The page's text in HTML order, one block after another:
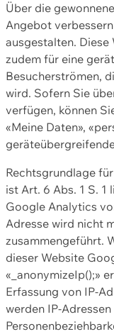
Über die
Angebot
ausgestalten.
zudem für eine
Besucherströmen,
wird. Sofern Sie
verfügen, können
«Meine Daten»,
Rechtsgrundlage
ist Art. 6 Abs. 1 S. 1
Google Analytics
Adresse wird nicht
zusammengeführt.
dieser Website
«_anonymizeIp();»
Erfassung von IP-
werden IP-